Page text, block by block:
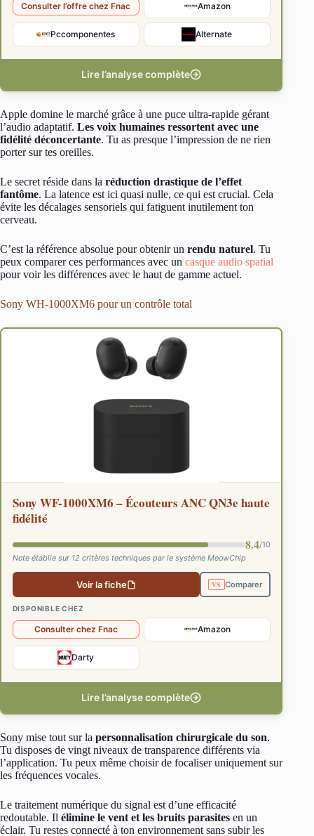
Consulter l’offre chez Fnac Amazon
Pccomponentes Alternate
Lire l’analyse complète
Apple domine le marché grâce à une puce ultra-rapide gérant
l’audio adaptatif. Les voix humaines ressortent avec une
fidélité déconcertante. Tu as presque l’impression de ne rien
porter sur tes oreilles.
Le secret réside dans la réduction drastique de l’effet
fantôme. La latence est ici quasi nulle, ce qui est crucial. Cela
évite les décalages sensoriels qui fatiguent inutilement ton
cerveau.
C’est la référence absolue pour obtenir un rendu naturel. Tu
peux comparer ces performances avec un casque audio spatial
pour voir les différences avec le haut de gamme actuel.
Sony WH-1000XM6 pour un contrôle total
Sony WF-1000XM6 – Écouteurs ANC QN3e haute
fidélité
8.4/10
Note établie sur 12 critères techniques par le système MeowChip
Voir la fiche Comparer
DISPONIBLE CHEZ
Consulter chez Fnac Amazon
Darty
Lire l’analyse complète
Sony mise tout sur la personnalisation chirurgicale du son.
Tu disposes de vingt niveaux de transparence différents via
l’application. Tu peux même choisir de focaliser uniquement sur
les fréquences vocales.
Le traitement numérique du signal est d’une efficacité
redoutable. Il élimine le vent et les bruits parasites en un
éclair. Tu restes connecté à ton environnement sans subir les